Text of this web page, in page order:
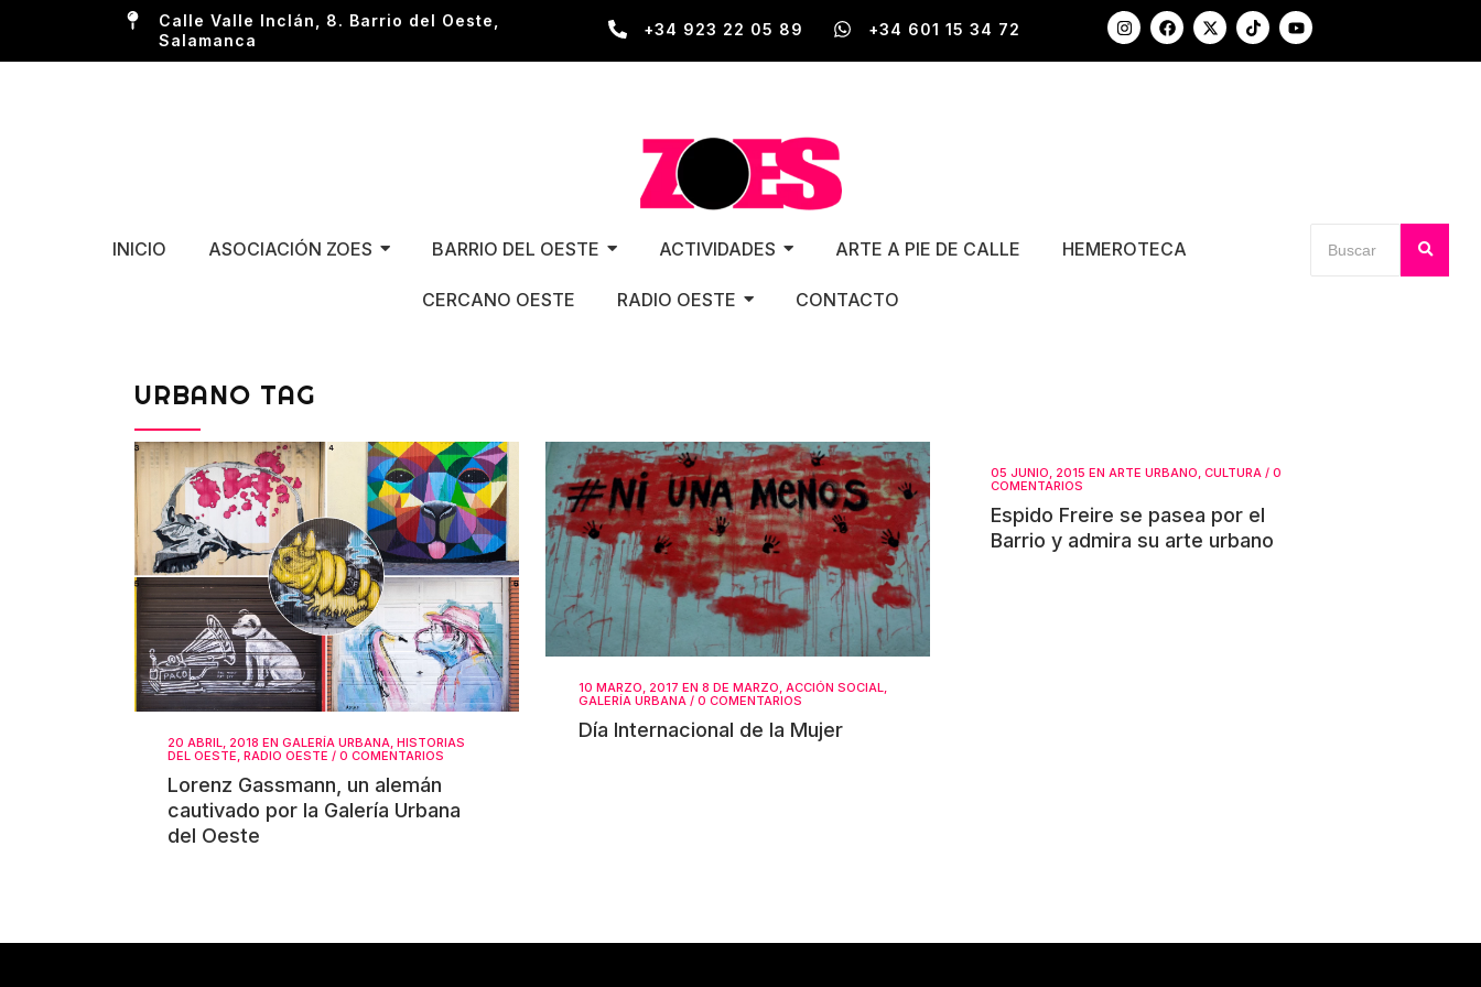
Calle Valle Inclán, 8. Barrio del Oeste,
Salamanca
+34 923 22 05 89 +34 601 15 34 72
INICIO ASOCIACIÓN ZOES BARRIO DEL OESTE ACTIVIDADES ARTE A PIE DE CALLE HEMEROTECA
CERCANO OESTE RADIO OESTE CONTACTO
URBANO TAG
20 ABRIL, 2018 EN GALERÍA URBANA, HISTORIAS
DEL OESTE, RADIO OESTE / 0 COMENTARIOS
Lorenz Gassmann, un alemán
cautivado por la Galería Urbana
del Oeste
10 MARZO, 2017 EN 8 DE MARZO, ACCIÓN SOCIAL,
GALERÍA URBANA / 0 COMENTARIOS
Día Internacional de la Mujer
05 JUNIO, 2015 EN ARTE URBANO CULTURA / 0
COMENTARIOS
Espido Freire se pasea por el
Barrio y admira su arte urbano